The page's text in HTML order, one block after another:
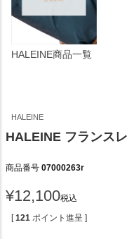
HALEINE商品一覧
HALEINE
HALEINE フランス
商品番号 07000263r
¥12,100税込
[ 121 ポイント進呈 ]